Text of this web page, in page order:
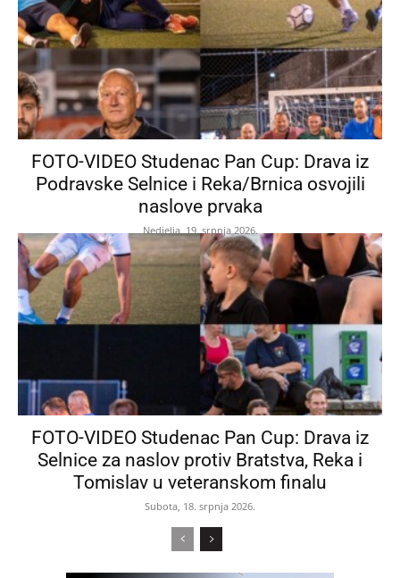
FOTO-VIDEO Studenac Pan Cup: Drava iz
Podravske Selnice i Reka/Brnica osvojili
naslove prvaka
Nedjelja, 19. srpnja 2026.
FOTO-VIDEO Studenac Pan Cup: Drava iz
Selnice za naslov protiv Bratstva, Reka i
Tomislav u veteranskom finalu
Subota, 18. srpnja 2026.